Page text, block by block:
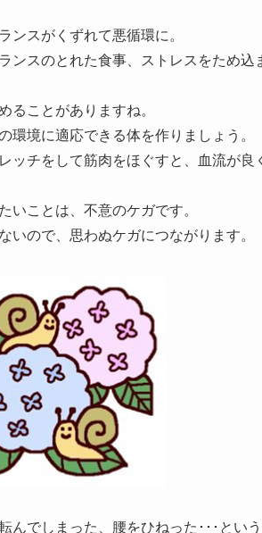
ンスがくずれて悪循環に。
ンスのとれた食事、ストレスをため込
ることがありますね。
環境に適応できる体を作りましょう。
ッチをして筋肉をほぐすと、血流が良
いことは、不意のケガです。
いので、思わぬケガにつながります。
んでしまった、腰をひねった･･･とい